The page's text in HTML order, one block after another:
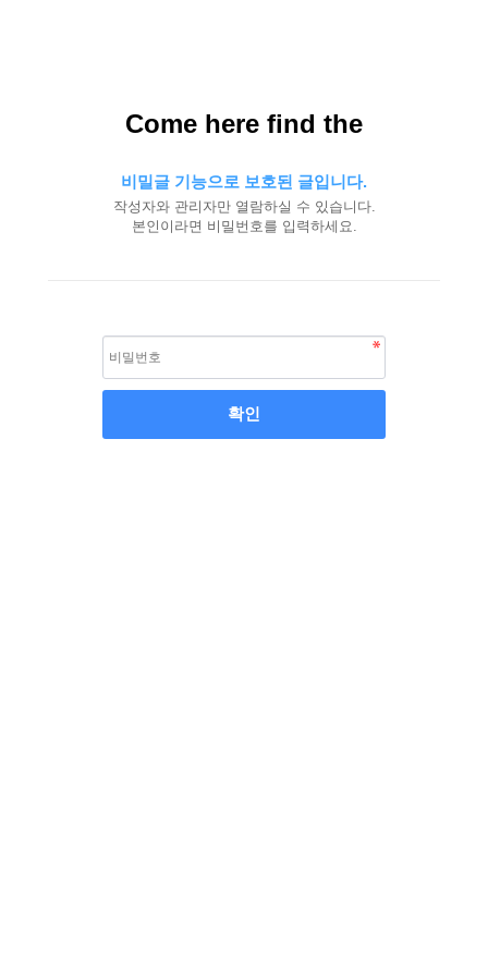
Come here find the
비밀글 기능으로 보호된 글입니다.
작성자와 관리자만 열람하실 수 있습니다.
본인이라면 비밀번호를 입력하세요.